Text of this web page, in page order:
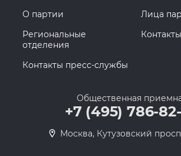
О партии
Лица
Региональные
отделения
Контакты пресс-службы
Общественная
+7 (495) 786-
Москва, Кутузовский